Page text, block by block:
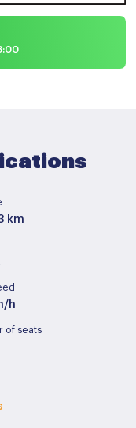
km
h
of seats